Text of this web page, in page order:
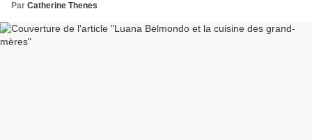
Par Catherine Thenes